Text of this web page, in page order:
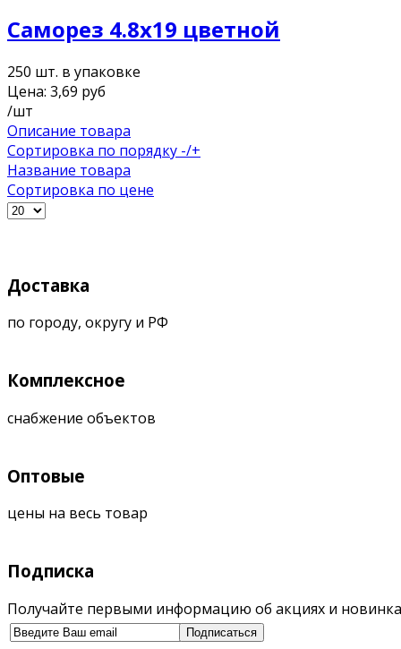
Саморез 4.8х19 цветной
250 шт. в упаковке
Цена: 3,69 руб
/шт
Описание товара
Сортировка по порядку -/+
Название товара
Сортировка по цене
Доставка
по городу, округу и РФ
Комплексное
снабжение объектов
Оптовые
цены на весь товар
Подписка
Получайте первыми информацию об акциях и